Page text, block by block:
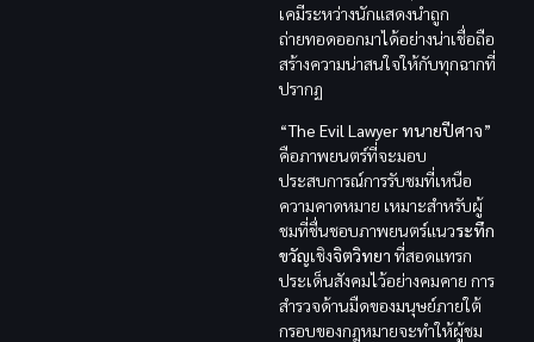
เคมีระหว่างนักแสดงนำถูก
ถ่ายทอดออกมาได้อย่างน่าเชื่อถือ
สร้างความน่าสนใจให้กับทุกฉากที่
ปรากฏ
“The Evil Lawyerทนายปีศาจ”
คือภาพยนตร์ที่จะมอบ
ประสบการณ์การรับชมที่เหนือ
ความคาดหมาย เหมาะสำหรับผู้
ชมที่ชื่นชอบภาพยนตร์แนวระทึก
ขวัญเชิงจิตวิทยา ที่สอดแทรก
ประเด็นสังคมไว้อย่างคมคาย การ
สำรวจด้านมืดของมนุษย์ภายใต้
กรอบของกฎหมายจะทำให้ผู้ชม